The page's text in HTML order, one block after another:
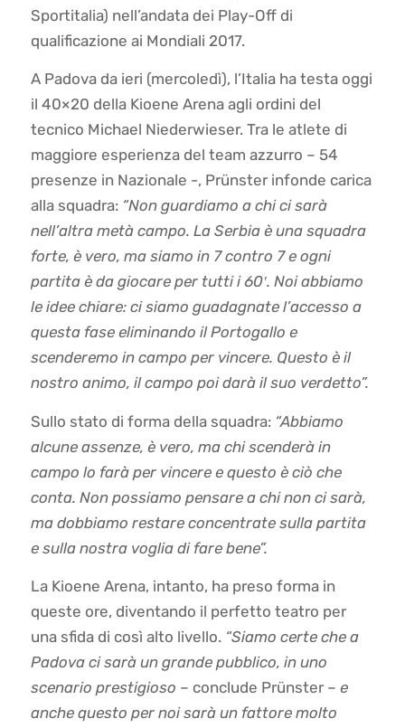
Sportitalia) nell’andata dei Play-Off di
qualificazione ai Mondiali 2017.
A Padova da ieri (mercoledì), l’Italia ha testa oggi
il 40×20 della Kioene Arena agli ordini del
tecnico Michael Niederwieser. Tra le atlete di
maggiore esperienza del team azzurro – 54
presenze in Nazionale -, Prünster infonde carica
alla squadra: “Non guardiamo a chi ci sarà
nell’altra metà campo. La Serbia è una squadra
forte, è vero, ma siamo in 7 contro 7 e ogni
partita è da giocare per tutti i 60′. Noi abbiamo
le idee chiare: ci siamo guadagnate l’accesso a
questa fase eliminando il Portogallo e
scenderemo in campo per vincere. Questo è il
nostro animo, il campo poi darà il suo verdetto”.
Sullo stato di forma della squadra: “Abbiamo
alcune assenze, è vero, ma chi scenderà in
campo lo farà per vincere e questo è ciò che
conta. Non possiamo pensare a chi non ci sarà,
ma dobbiamo restare concentrate sulla partita
e sulla nostra voglia di fare bene”.
La Kioene Arena, intanto, ha preso forma in
queste ore, diventando il perfetto teatro per
una sfida di così alto livello. “Siamo certe che a
Padova ci sarà un grande pubblico, in uno
scenario prestigioso – conclude Prünster – e
anche questo per noi sarà un fattore molto